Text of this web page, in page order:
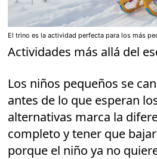
El trino es la actividad perfecta para los más
Actividades más allá del
Los niños pequeños se
antes de lo que esperan
alternativas marca la
completo y tener que
porque el niño ya no